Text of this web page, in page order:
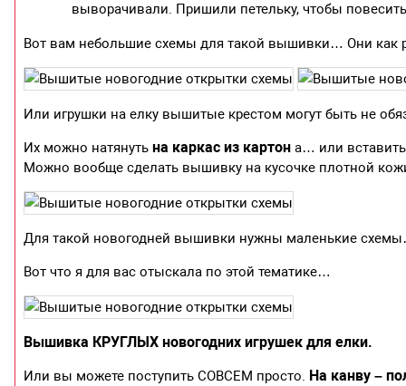
выворачивали. Пришили петельку, чтобы
Вот вам небольшие схемы для такой вышивки… Они как
Или игрушки на елку вышитые крестом могут быть не
Их можно натянутьна каркас из картон а… или
Можно вообще сделать вышивку на кусочке плотной
Для такой новогодней вышивки нужны маленькие
Вот что я для вас отыскала по этой тематике…
Вышивка КРУГЛЫХ новогодних игрушек для елки.
Или вы можете поступить СОВСЕМ просто. На канву –